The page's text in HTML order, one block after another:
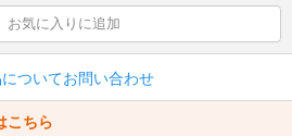
お気に入りに追加
ついてお問い合わせ
こちら